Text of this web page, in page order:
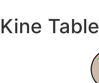
Kine Table